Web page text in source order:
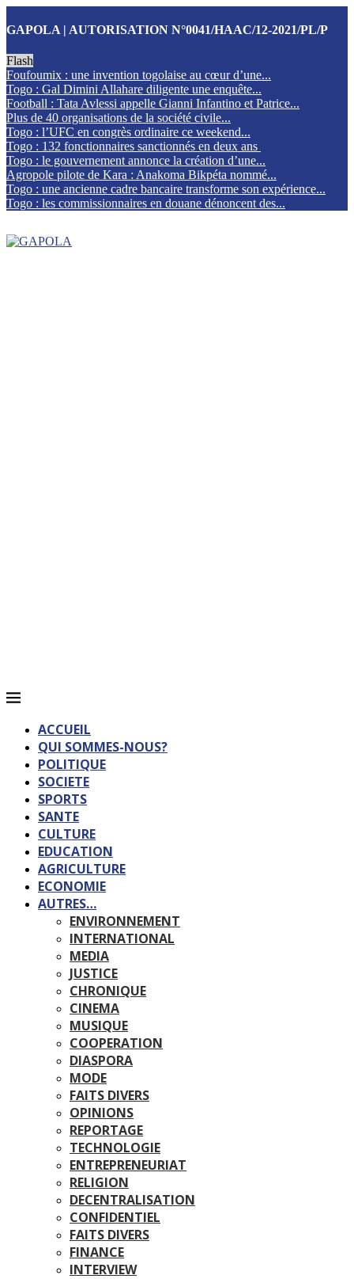
GAPOLA | AUTORISATION N°0041/HAAC/12-2021/PL/P
Flash
Foufoumix : une invention togolaise au cœur d’une...
Togo : Gal Dimini Allahare diligente une enquête...
Football : Tata Avlessi appelle Gianni Infantino et Patrice...
Plus de 40 organisations de la société civile...
Togo : l’UFC en congrès ordinaire ce weekend...
Togo : 132 fonctionnaires sanctionnés en deux ans
Togo : le gouvernement annonce la création d’une...
Agropole pilote de Kara : Anakoma Bikpéta nommé...
Togo : une ancienne cadre bancaire transforme son expérience...
Togo : les commissionnaires en douane dénoncent des...
ACCUEIL
QUI SOMMES-NOUS?
POLITIQUE
SOCIETE
SPORTS
SANTE
CULTURE
EDUCATION
AGRICULTURE
ECONOMIE
AUTRES…
ENVIRONNEMENT
INTERNATIONAL
MEDIA
JUSTICE
CHRONIQUE
CINEMA
MUSIQUE
COOPERATION
DIASPORA
MODE
FAITS DIVERS
OPINIONS
REPORTAGE
TECHNOLOGIE
ENTREPRENEURIAT
RELIGION
DECENTRALISATION
CONFIDENTIEL
FAITS DIVERS
FINANCE
INTERVIEW